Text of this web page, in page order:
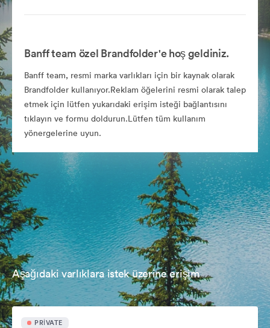
Banff team özel Brandfolder'e hoş geldiniz.
Banff team, resmi marka varlıkları için bir kaynak olarak
Brandfolder kullanıyor.Reklam öğelerini resmi olarak talep
etmek için lütfen yukarıdaki erişim isteği bağlantısını
tıklayın ve formu doldurun.Lütfen tüm kullanım
yönergelerine uyun.
Aşağıdaki varlıklara istek üzerine erişim
PRIVATE